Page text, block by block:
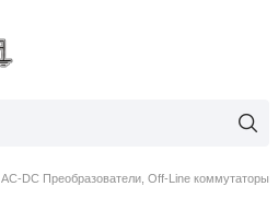
AC-DC Преобразователи, Off-Line коммутаторы